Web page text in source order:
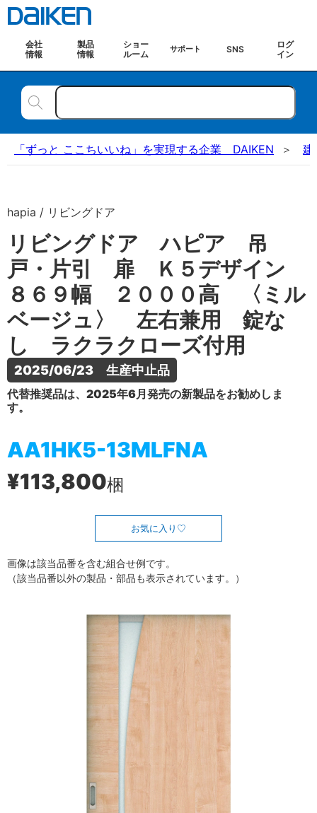
会社
情報
製品
情報
ショー
ルーム
サポート SNS
ログ
イン
「ずっと ここちいいね」を実現する企業 DAIKEN 建
hapia / リビングドア
リビングドア ハピア 吊
戸・片引 扉 Ｋ５デザイン
８６９幅 ２０００高 〈ミル
ベージュ〉 左右兼用 錠な
し ラクラクローズ付用
2025/06/23　生産中止品
代替推奨品は、2025年6月発売の新製品をお勧めしま
す。
AA1HK5-13MLFNA
¥113,800梱
お気に入り
画像は該当品番を含む組合せ例です。
（該当品番以外の製品・部品も表示されています。）